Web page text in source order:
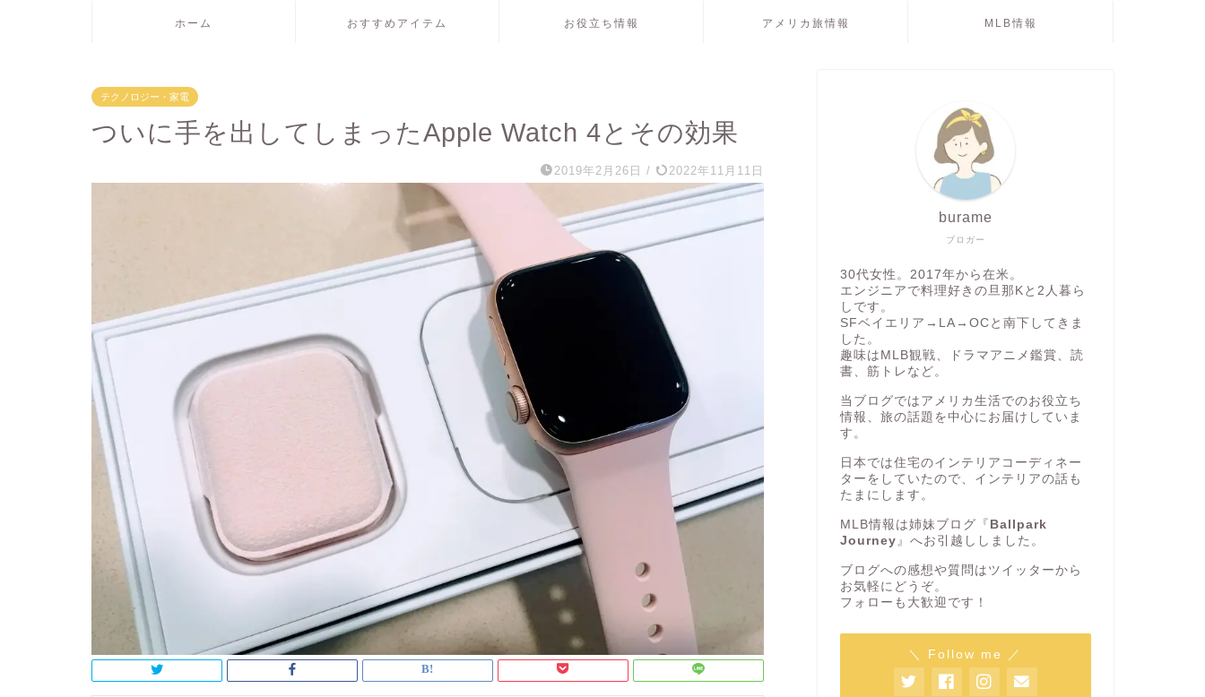
ホーム おすすめアイテム お役立ち情報 アメリカ旅情報 MLB情報
テクノロジー・家電
ついに手を出してしまったApple Watch 4とその効果
2019年2月26日 / 2022年11月11日
ブロガー
burame
30代女性。2017年から在米。
エンジニアで料理好きの旦那Kと2人暮ら
しです。
SFベイエリア→LA→OCと南下してきま
した。
趣味はMLB観戦、ドラマアニメ鑑賞、読
書、筋トレなど。
当ブログではアメリカ生活でのお役立ち
情報、旅の話題を中心にお届けしていま
す。
日本では住宅のインテリアコーディネー
ターをしていたので、インテリアの話も
たまにします。
MLB情報は姉妹ブログ『 Ballpark
Journey 』へお引越ししました。
ブログへの感想や質問はツイッターから
お気軽にどうぞ。
フォローも大歓迎です！
＼ Follow me ／